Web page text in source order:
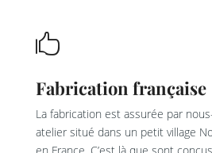

Fabrication française
La fabrication est assurée par
atelier situé dans un petit village